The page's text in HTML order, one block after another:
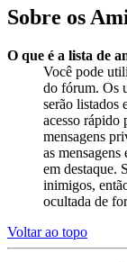
Sobre os
O que é a lista de
Você pode
do fórum. Os
serão listados
acesso rápido
mensagens
as mensagens
em destaque.
inimigos,
ocultada de
Voltar ao topo